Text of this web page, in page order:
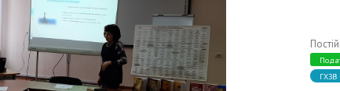
ГХЗВ